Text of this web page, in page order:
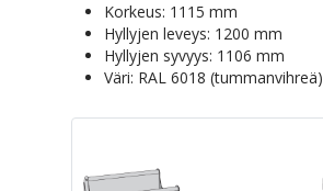
Korkeus: 1115 mm
Hyllyjen leveys: 1200 mm
Hyllyjen syvyys: 1106 mm
Väri: RAL 6018 (tummanvihreä)